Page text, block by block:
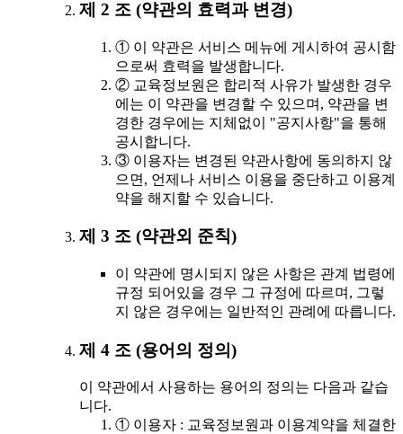
제 2 조 (약관의 효력과 변경)
① 이 약관은 서비스 메뉴에 게시하여 공시함
으로써 효력을 발생합니다.
② 교육정보원은 합리적 사유가 발생한 경우
에는 이 약관을 변경할 수 있으며, 약관을 변
경한 경우에는 지체없이 "공지사항"을 통해
공시합니다.
③ 이용자는 변경된 약관사항에 동의하지 않
으면, 언제나 서비스 이용을 중단하고 이용계
약을 해지할 수 있습니다.
제 3 조 (약관외 준칙)
이 약관에 명시되지 않은 사항은 관계 법령에
규정 되어있을 경우 그 규정에 따르며, 그렇
지 않은 경우에는 일반적인 관례에 따릅니다.
제 4 조 (용어의 정의)
이 약관에서 사용하는 용어의 정의는 다음과 같습
니다.
① 이용자 : 교육정보원과 이용계약을 체결한